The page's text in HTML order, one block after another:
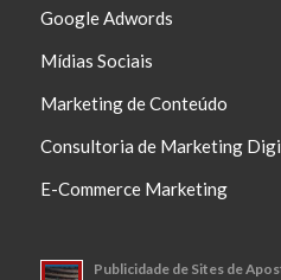
Google Adwords
Mídias Sociais
Marketing de Conteúdo
Consultoria de Marketing
E-Commerce Marketing
Publicidade de Sites de